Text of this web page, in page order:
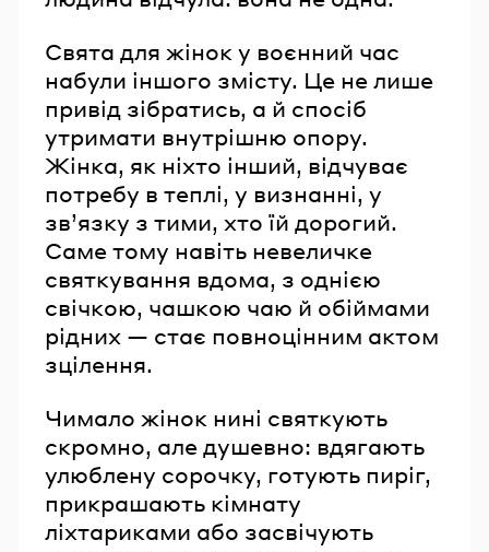
Свята для жінок у воєнний час
набули іншого змісту. Це не лише
привід зібратись, а й спосіб
утримати внутрішню опору.
Жінка, як ніхто інший, відчуває
потребу в теплі, у визнанні, у
зв’язку з тими, хто їй дорогий.
Саме тому навіть невеличке
святкування вдома, з однією
свічкою, чашкою чаю й обіймами
рідних — стає повноцінним актом
зцілення.
Чимало жінок нині святкують
скромно, але душевно: вдягають
улюблену сорочку, готують пиріг,
прикрашають кімнату
ліхтариками або засвічують